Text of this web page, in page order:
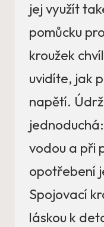
jej využít
pomůcku
kroužek
uvidíte, jak
napětí.
vodou a při
opotřebení
Spojovací
láskou k